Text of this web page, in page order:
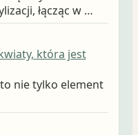
łącząc w …
która jest
nie tylko element